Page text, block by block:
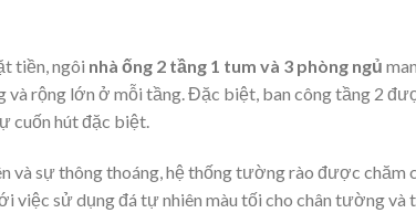
tiền, ngôi nhà ống 2 tầng 1 tum và 3 phòng ngủ
rộng lớn ở mỗi tầng. Đặc biệt, ban công tầng 2
cuốn hút đặc biệt.
và sự thông thoáng, hệ thống tường rào được chăm
việc sử dụng đá tự nhiên màu tối cho chân tường